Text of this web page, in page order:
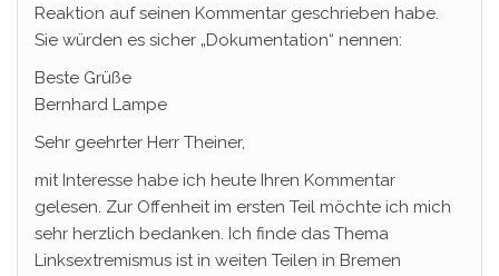
Reaktion auf seinen Kommentar geschrieben habe.
Sie würden es sicher „Dokumentation“ nennen:
Beste Grüße
Bernhard Lampe
Sehr geehrter Herr Theiner,
mit Interesse habe ich heute Ihren Kommentar
gelesen. Zur Offenheit im ersten Teil möchte ich mich
sehr herzlich bedanken. Ich finde das Thema
Linksextremismus ist in weiten Teilen in Bremen